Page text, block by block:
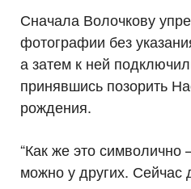
Сначала Волочкову
фотографии без
а затем к ней
принявшись позорить
рождения.
“Как же это
можно у других. Сейчас